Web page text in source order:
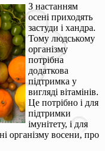
З настанням
осені приходять
застуди і хандра.
Тому людському
організму
потрібна
додаткова
підтримка у
вигляді вітамінів.
Це потрібно і для
підтримки
імунітету, і для
організму восени, про